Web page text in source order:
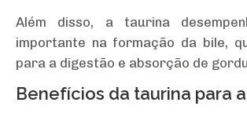
Além disso, a taurina
importante na formação da bile,
para a digestão e absorção de
Benefícios da taurina para